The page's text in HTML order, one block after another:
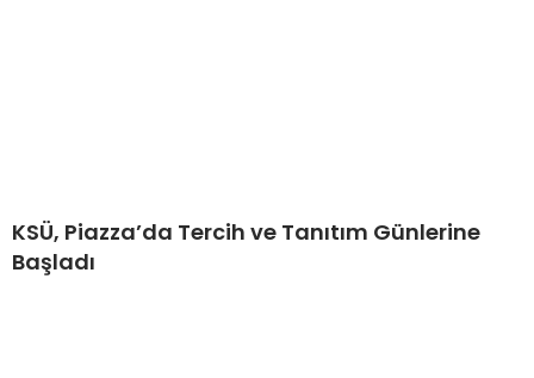
KSÜ, Piazza’da Tercih ve Tanıtım Günlerine
Başladı